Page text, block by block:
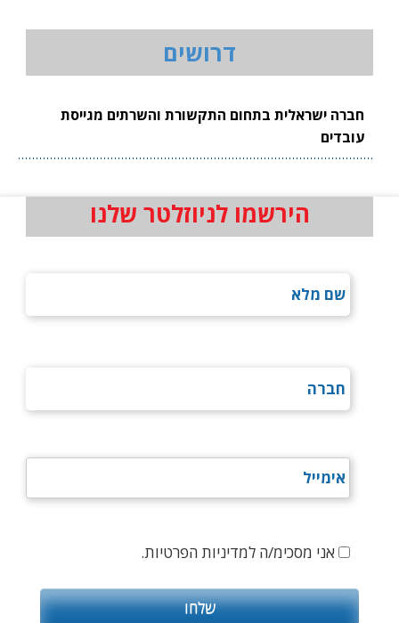
דרושים
חברה ישראלית בתחום התקשורת והשרתים מגייסת
עובדים
הירשמו לניוזלטר שלנו
אני מסכימ/ה למדיניות הפרטיות.